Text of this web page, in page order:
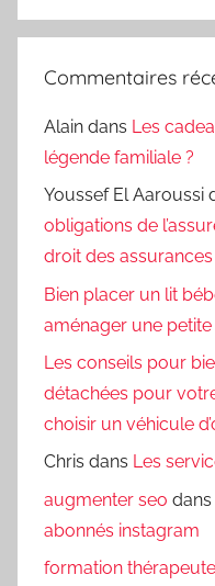
Commentaires
Alain dans Les
légende familiale ?
Youssef El Aaroussi
obligations de
droit des assurances
Bien placer un lit
aménager une
Les conseils pour
détachées pour
choisir un véhicule
Chris dans Les
augmenter seo dans
abonnés instagram
formation thérapeute